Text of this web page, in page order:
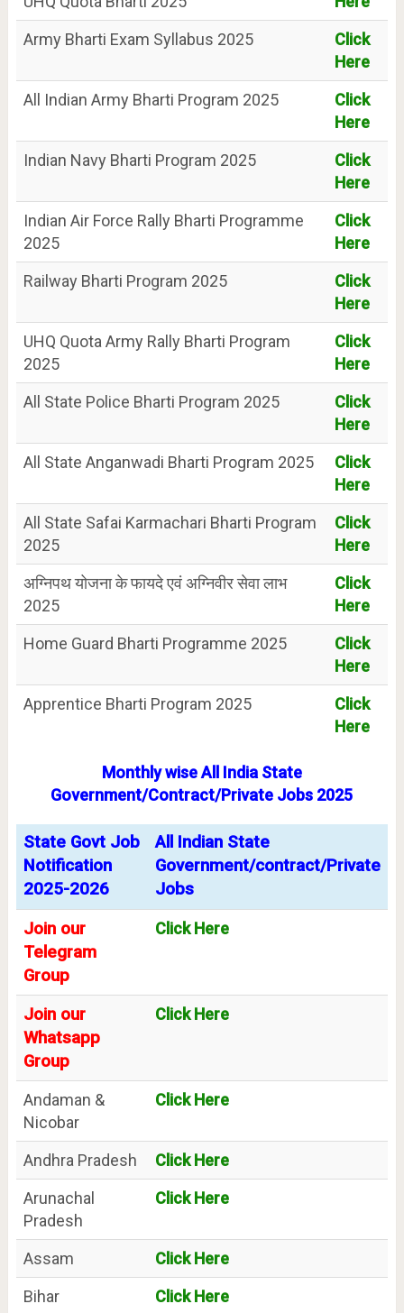
Army Bharti Exam Syllabus 2025
Click
Here
All Indian Army Bharti Program 2025
Click
Here
Indian Navy Bharti Program 2025
Click
Here
Indian Air Force Rally Bharti Programme
2025
Click
Here
Railway Bharti Program 2025
Click
Here
UHQ Quota Army Rally Bharti Program
2025
Click
Here
All State Police Bharti Program 2025
Click
Here
All State Anganwadi Bharti Program 2025
Click
Here
All State Safai Karmachari Bharti Program
2025
Click
Here
अग्निपथ योजना के फायदे एवं अग्निवीर सेवा लाभ
2025
Click
Here
Home Guard Bharti Programme 2025
Click
Here
Apprentice Bharti Program 2025
Click
Here
Monthly wise All India State
Government/Contract/Private Jobs 2025
State Govt Job
Notification
2025-2026
All Indian State
Government/contract/Private
Jobs
Join our
Telegram
Group
Click Here
Join our
Whatsapp
Group
Click Here
Andaman &
Nicobar
Click Here
Andhra Pradesh
Click Here
Arunachal
Pradesh
Click Here
Assam
Click Here
Bihar
Click Here